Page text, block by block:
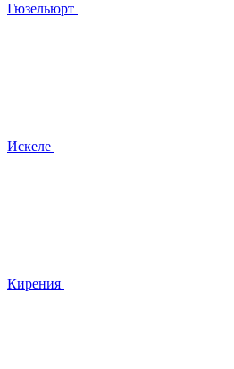
Гюзельюрт
Искеле
Кирения